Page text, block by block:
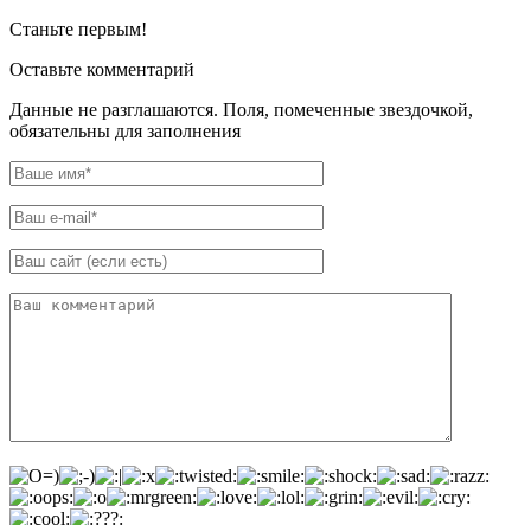
Станьте первым!
Оставьте комментарий
Данные не разглашаются. Поля, помеченные звездочкой,
обязательны для заполнения